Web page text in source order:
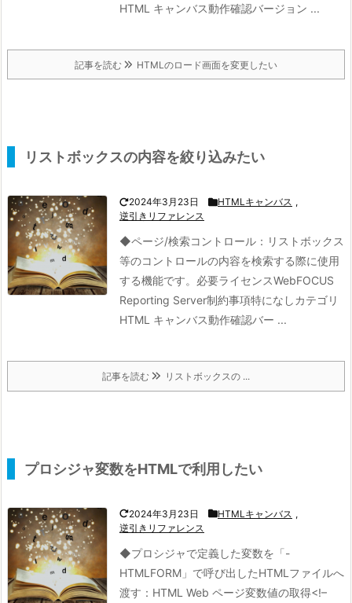
HTML キャンバス動作確認バージョン ...
記事を読む HTMLのロード画面を変更したい
リストボックスの内容を絞り込みたい
2024年3月23日 HTMLキャンバス ,
逆引きリファレンス
◆ページ/検索コントロール： リストボックス
等のコントロールの内容を検索する際に使用
する機能です。 必要ライセンスWebFOCUS
Reporting Server制約事項特になしカテゴリ
HTML キャンバス動作確認バー ...
記事を読む リストボックスの ...
プロシジャ変数をHTMLで利用したい
2024年3月23日 HTMLキャンバス ,
逆引きリファレンス
◆プロシジャで定義した変数を「-
HTMLFORM」で呼び出したHTMLファイルへ
渡す： HTML Web ページ変数値の取得<!–